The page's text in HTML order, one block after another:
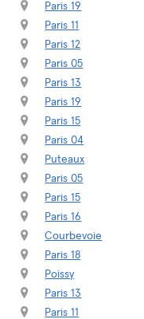
Paris 19
Paris 11
Paris 12
Paris 05
Paris 13
Paris 19
Paris 15
Paris 04
Puteaux
Paris 05
Paris 15
Paris 16
Courbevoie
Paris 18
Poissy
Paris 13
Paris 11